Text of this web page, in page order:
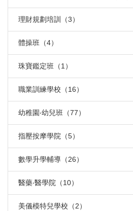
理財規劃培訓（3）
體操班（4）
珠寶鑑定班（1）
職業訓練學校（16）
幼稚園‧幼兒班（77）
指壓按摩學院（5）
數學升學輔導（26）
醫藥‧醫學院（10）
美儀模特兒學校（2）